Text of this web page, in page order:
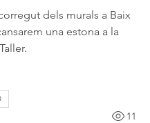
dels murals a Baix
una estona a la
11